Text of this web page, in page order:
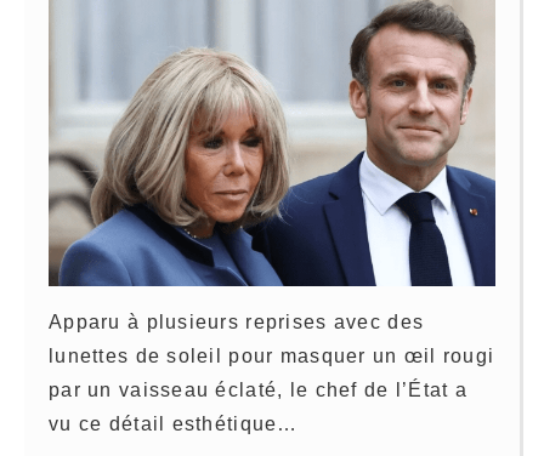
Apparu à plusieurs reprises avec des
lunettes de soleil pour masquer un œil rougi
par un vaisseau éclaté, le chef de l’État a
vu ce détail esthétique…